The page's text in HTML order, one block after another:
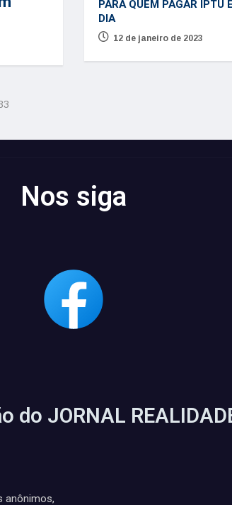
PARA QUEM PAGAR IPTU
DIA
12 de janeiro de 2023
Nos siga
do JORNAL
anônimos,